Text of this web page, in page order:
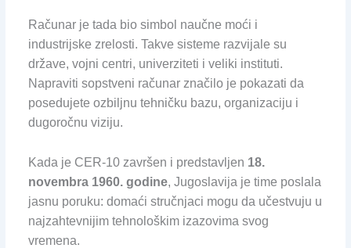
Računar je tada bio simbol naučne moći i
industrijske zrelosti. Takve sisteme razvijale su
države, vojni centri, univerziteti i veliki instituti.
Napraviti sopstveni računar značilo je pokazati da
posedujete ozbiljnu tehničku bazu, organizaciju i
dugoročnu viziju.
Kada je CER-10 završen i predstavljen 18.
novembra 1960. godine, Jugoslavija je time poslala
jasnu poruku: domaći stručnjaci mogu da učestvuju u
najzahtevnijim tehnološkim izazovima svog
vremena.